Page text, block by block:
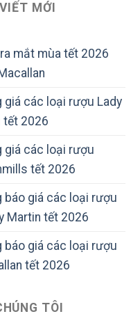
MỚI
mắt mùa tết 2026
giá các loại rượu Lady
tết 2026
giá các loại rượu
tết 2026
báo giá các loại rượu
Martin tết 2026
báo giá các loại rượu
tết 2026
TÔI